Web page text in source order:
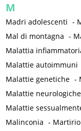
M
Madri adolescenti -
Mal di montagna -
Malattia
Malattie autoimmuni
Malattie genetiche -
Malattie neurologiche
Malattie
Malinconia - Martirio